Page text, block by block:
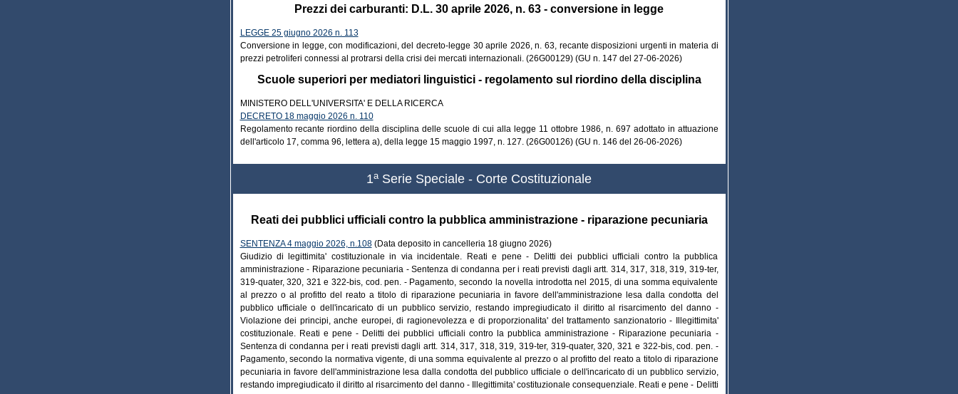
Prezzi dei carburanti: D.L. 30 aprile 2026, n. 63 - conversione in legge
LEGGE 25 giugno 2026 n. 113
Conversione in legge, con modificazioni, del decreto-legge 30 aprile 2026, n. 63, recante disposizioni urgenti in materia di
prezzi petroliferi connessi al protrarsi della crisi dei mercati internazionali. (26G00129) (GU n. 147 del 27-06-2026)
Scuole superiori per mediatori linguistici - regolamento sul riordino della disciplina
MINISTERO DELL'UNIVERSITA' E DELLA RICERCA
DECRETO 18 maggio 2026 n. 110
Regolamento recante riordino della disciplina delle scuole di cui alla legge 11 ottobre 1986, n. 697 adottato in attuazione
dell'articolo 17, comma 96, lettera a), della legge 15 maggio 1997, n. 127. (26G00126) (GU n. 146 del 26-06-2026)
1aSerie Speciale - Corte Costituzionale
Reati dei pubblici ufficiali contro la pubblica amministrazione - riparazione pecuniaria
SENTENZA 4 maggio 2026, n.108(Data deposito in cancelleria 18 giugno 2026)
Giudizio di legittimita' costituzionale in via incidentale. Reati e pene - Delitti dei pubblici ufficiali contro la pubblica
amministrazione - Riparazione pecuniaria - Sentenza di condanna per i reati previsti dagli artt. 314, 317, 318, 319, 319-ter,
319-quater, 320, 321 e 322-bis, cod. pen. - Pagamento, secondo la novella introdotta nel 2015, di una somma equivalente
al prezzo o al profitto del reato a titolo di riparazione pecuniaria in favore dell'amministrazione lesa dalla condotta del
pubblico ufficiale o dell'incaricato di un pubblico servizio, restando impregiudicato il diritto al risarcimento del danno -
Violazione dei principi, anche europei, di ragionevolezza e di proporzionalita' del trattamento sanzionatorio - Illegittimita'
costituzionale. Reati e pene - Delitti dei pubblici ufficiali contro la pubblica amministrazione - Riparazione pecuniaria -
Sentenza di condanna per i reati previsti dagli artt. 314, 317, 318, 319, 319-ter, 319-quater, 320, 321 e 322-bis, cod. pen. -
Pagamento, secondo la normativa vigente, di una somma equivalente al prezzo o al profitto del reato a titolo di riparazione
pecuniaria in favore dell'amministrazione lesa dalla condotta del pubblico ufficiale o dell'incaricato di un pubblico servizio,
restando impregiudicato il diritto al risarcimento del danno - Illegittimita' costituzionale consequenziale. Reati e pene - Delitti